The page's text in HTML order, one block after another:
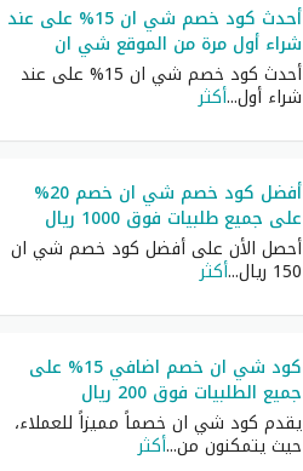
أحدث كود خصم شي ان 15% على عند
شراء أول مرة من الموقع شي ان
أحدث كود خصم شي ان 15% على عند
شراء أول...أكثر
أفضل كود خصم شي ان خصم 20%
على جميع طلبيات فوق 1000 ريال
أحصل الأن على أفضل كود خصم شي ان
150 ريال ...أكثر
كود شي ان خصم اضافي 15% على
جميع الطلبيات فوق 200 ريال
يقدم كود شي ان خصماً مميزاً للعملاء،
حيث يتمكنون من...أكثر